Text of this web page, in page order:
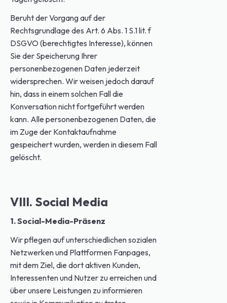
Beruht der Vorgang auf der
Rechtsgrundlage des Art. 6 Abs. 1 S.1 lit. f
DSGVO (berechtigtes Interesse), können
Sie der Speicherung Ihrer
personenbezogenen Daten jederzeit
widersprechen. Wir weisen jedoch darauf
hin, dass in einem solchen Fall die
Konversation nicht fortgeführt werden
kann. Alle personenbezogenen Daten, die
im Zuge der Kontaktaufnahme
gespeichert wurden, werden in diesem Fall
gelöscht.
VIII. Social Media
1. Social-Media-Präsenz
Wir pflegen auf unterschiedlichen sozialen
Netzwerken und Plattformen Fanpages,
mit dem Ziel, die dort aktiven Kunden,
Interessenten und Nutzer zu erreichen und
über unsere Leistungen zu informieren